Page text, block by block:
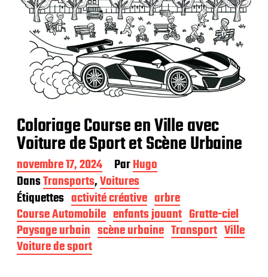
Coloriage Course en Ville avec
Voiture de Sport et Scène Urbaine
D
a
t
e
d
e
p
u
b
novembre 17, 2024 ParHugo
DansTransports,Voitures
Étiquettes activité créative arbre
Course Automobile enfants jouant Gratte-ciel
Paysage urbain scène urbaine Transport Ville
Voiture de sport